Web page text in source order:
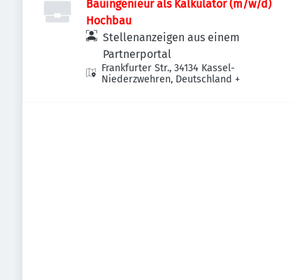
Bauingenieur als Kalkulator (m/w/d)
Hochbau
Stellenanzeigen aus einem
Partnerportal
Frankfurter Str., 34134 Kassel-
Niederzwehren, Deutschland +